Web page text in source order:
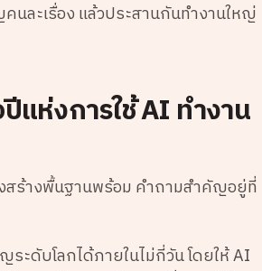
ละเรื่อง แล้วประสานกันทำงานใหญ่
แห่งการใช้ AI ทำงาน
สร้างพื้นฐานพร้อม คำถามสำคัญอยู่ที่
ะดับโลกได้ภายในไม่กี่วัน โดยให้ AI